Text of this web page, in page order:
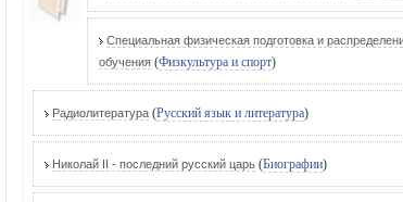
Специальная физическая подготовка и
обучения (Физкультура и спорт)
Радиолитература (Русский язык и литература)
Николай II - последний русский царь (Биографии)